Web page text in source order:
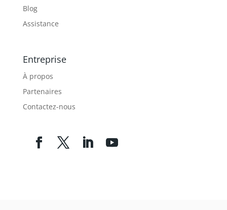
Blog
Assistance
Entreprise
À propos
Partenaires
Contactez-nous